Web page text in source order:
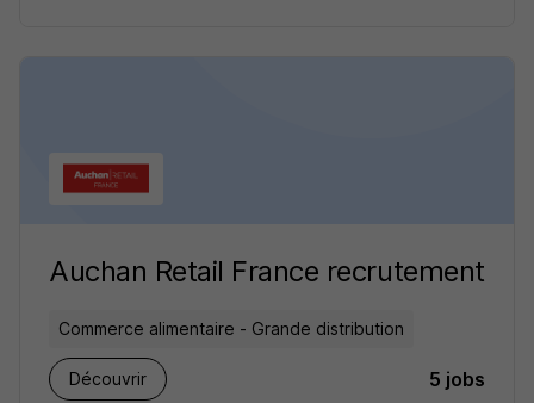
Auchan Retail France recrutement
Commerce alimentaire - Grande distribution
Découvrir 5 jobs